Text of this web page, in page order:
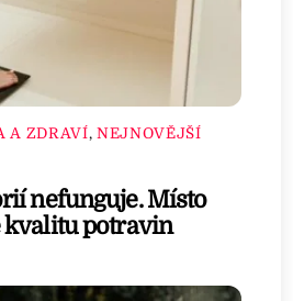
A ZDRAVÍ, NEJNOVĚJŠÍ
nefunguje. Místo
kvalitu potravin